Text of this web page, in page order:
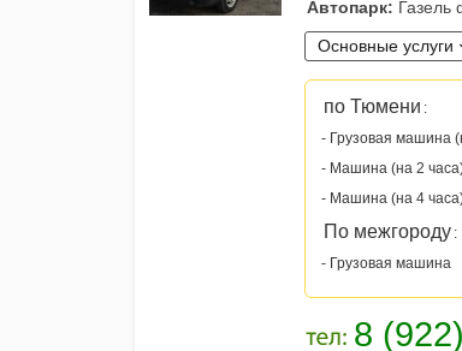
Автопарк: Газель
Основные услуги
по Тюмени :
- Грузовая машина
- Машина (на 2 часа)
- Машина (на 4
По межгороду :
- Грузовая машина